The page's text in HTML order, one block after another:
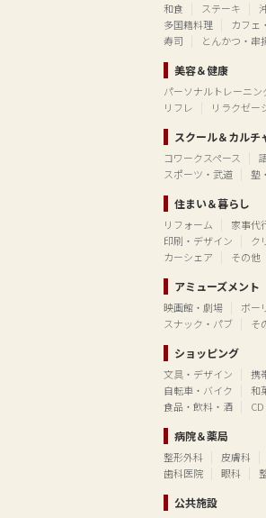
和食 ステーキ
多国籍料理
カフェ
寿司
とんかつ・串
美容＆健康
パーソナルトレーニン
リフレ
リラクゼー
スクール＆カルチ
コワークスペース
スポーツ・武道
塾
住まい＆暮らし
リフォーム 家事代
印刷・デザイン
ク
カーシェア
その他
アミューズメント
映画館・劇場 ボー
スナック・パブ
そ
ショッピング
文具・デザイン 携
自転車・バイク
和
食品・飲料・酒
病院＆薬局
整形外科 皮膚科
歯科医院
眼科
公共施設